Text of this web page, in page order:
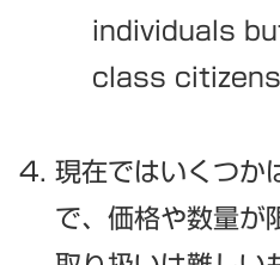
individuals
class
現在ではいくつか
で、価格や数量が